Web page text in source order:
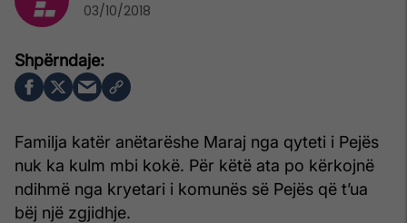
Familja katër anëtarëshe Maraj nga qyteti i Pejës
nuk ka kulm mbi kokë. Për këtë ata po kërkojnë
ndihmë nga kryetari i komunës së Pejës që t’ua
bëj një zgjidhje.
03/10/2018